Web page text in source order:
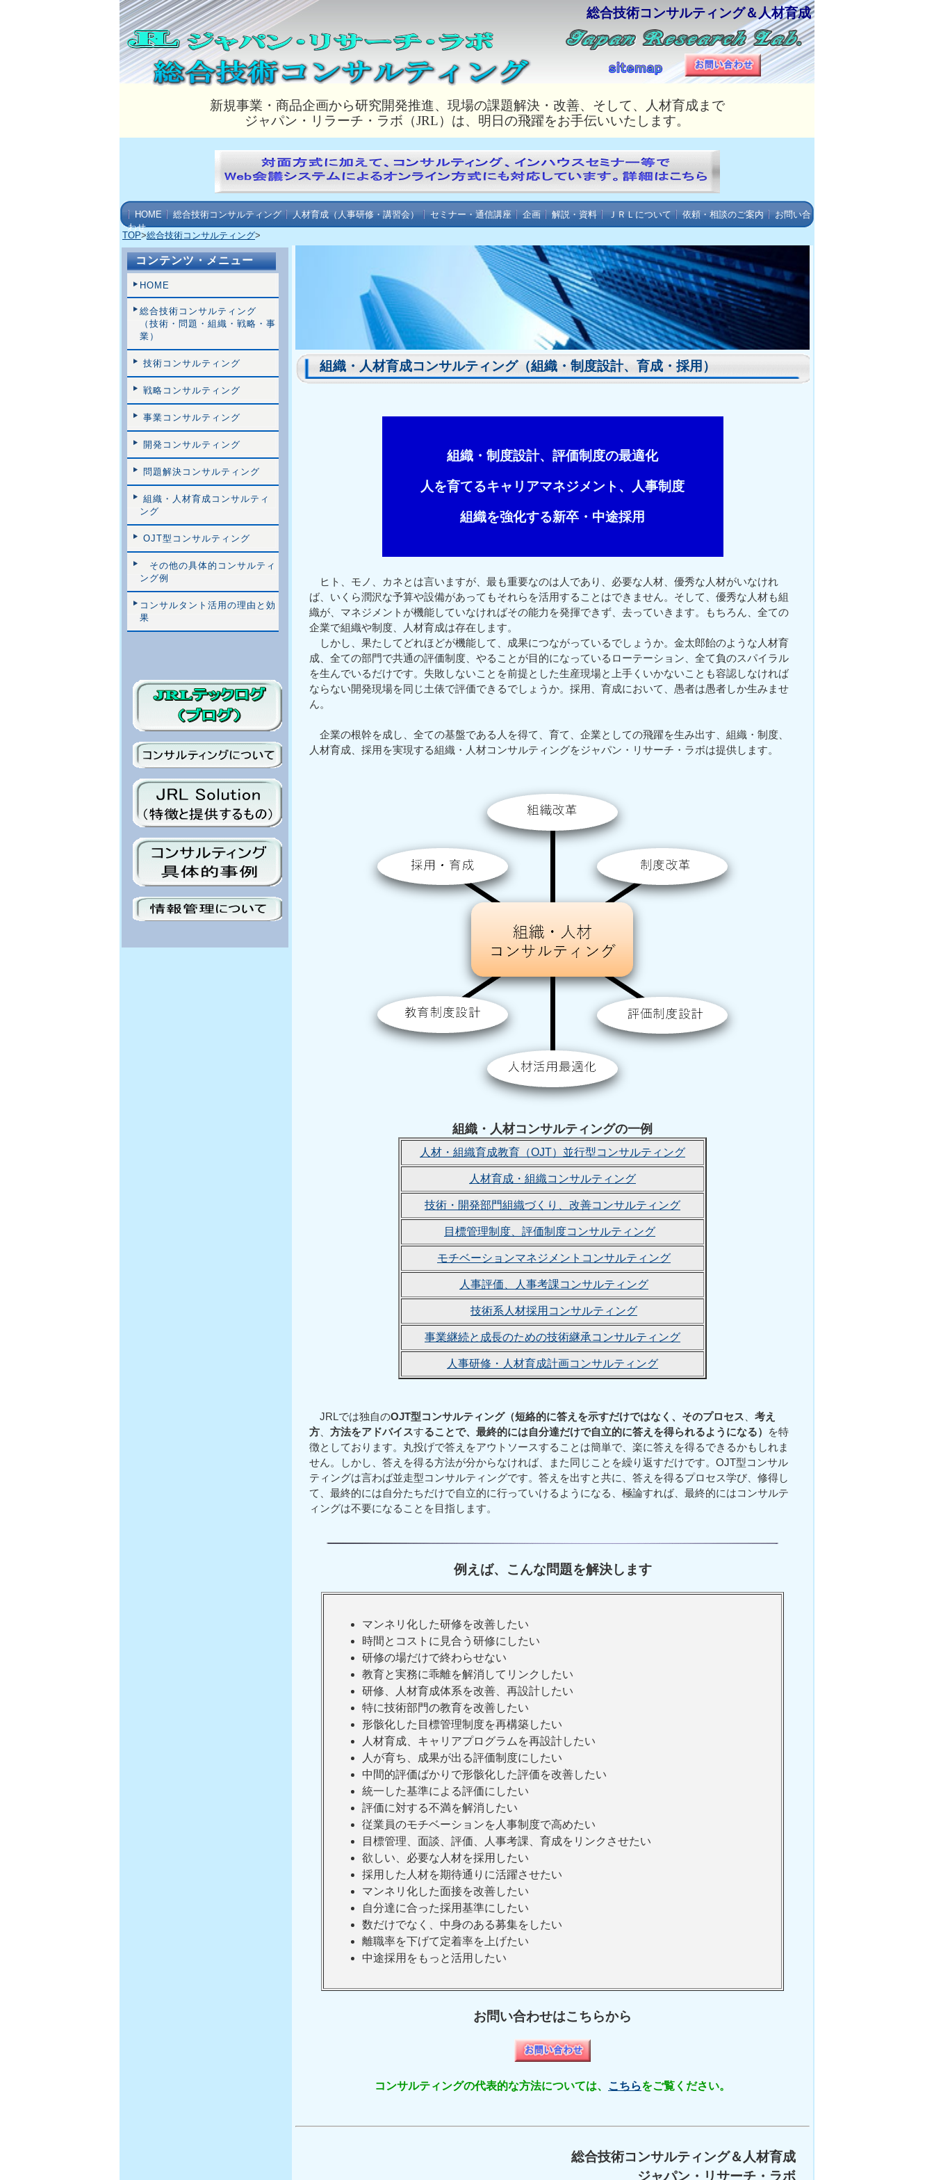
総合技術コンサルティング＆人材育成
新規事業・商品企画から研究開発推進、現場の課題解決・改善、そして、人材育成まで
ジャパン・リラーチ・ラボ（JRL）は、明日の飛躍をお手伝いいたします。
HOME 総合技術コンサルティング 人材育成（人事研修・講習会） セミナー・通信講座 企画 解説・資料 ＪＲＬについて 依頼・相談のご案内
お問い合
わせ
TOP>総合技術コンサルティング>
組織・人材育成コンサルティング（組織・制度設計、育成・採用）
組織・制度設計、評価制度の最適化
人を育てるキャリアマネジメント、人事制度
組織を強化する新卒・中途採用
ヒト、モノ、カネとは言いますが、最も重要なのは人であり、必要な人材、優秀な人材がいなけれ
ば、いくら潤沢な予算や設備があってもそれらを活用することはできません。そして、優秀な人材も組
織が、マネジメントが機能していなければその能力を発揮できず、去っていきます。もちろん、全ての
企業で組織や制度、人材育成は存在します。
しかし、果たしてどれほどが機能して、成果につながっているでしょうか。金太郎飴のような人材育
成、全ての部門で共通の評価制度、やることが目的になっているローテーション、全て負のスパイラル
を生んでいるだけです。失敗しないことを前提とした生産現場と上手くいかないことも容認しなければ
ならない開発現場を同じ土俵で評価できるでしょうか。採用、育成において、愚者は愚者しか生みませ
ん。
企業の根幹を成し、全ての基盤である人を得て、育て、企業としての飛躍を生み出す、組織・制度、
人材育成、採用を実現する組織・人材コンサルティングをジャパン・リサーチ・ラボは提供します。
組織・人材コンサルティングの一例
人材・組織育成教育（OJT）並行型コンサルティング
人材育成・組織コンサルティング
技術・開発部門組織づくり、改善コンサルティング
目標管理制度、評価制度コンサルティング
モチベーションマネジメントコンサルティング
人事評価、人事考課コンサルティング
技術系人材採用コンサルティング
事業継続と成長のための技術継承コンサルティング
人事研修・人材育成計画コンサルティング
JRLでは独自のOJT型コンサルティング（短絡的に答えを示すだけではなく、そのプロセス
考え
方
方法をアドバイスすることで、最終的には自分達だけで自立的に答えを得られるようになる）
を特
徴としております。丸投げで答えをアウトソースすることは簡単で、楽に答えを得るできるかもしれま
せん。しかし、答えを得る方法が分からなければ、また同じことを繰り返すだけです。OJT型コンサル
ティングは言わば並走型コンサルティングです。答えを出すと共に、答えを得るプロセス学び、修得し
て、最終的には自分たちだけで自立的に行っていけるようになる、極論すれば、最終的にはコンサルテ
ィングは不要になることを目指します。
例えば、こんな問題を解決します
マンネリ化した研修を改善したい
時間とコストに見合う研修にしたい
研修の場だけで終わらせない
教育と実務に乖離を解消してリンクしたい
研修、人材育成体系を改善、再設計したい
特に技術部門の教育を改善したい
形骸化した目標管理制度を再構築したい
人材育成、キャリアプログラムを再設計したい
人が育ち、成果が出る評価制度にしたい
中間的評価ばかりで形骸化した評価を改善したい
統一した基準による評価にしたい
評価に対する不満を解消したい
従業員のモチベーションを人事制度で高めたい
目標管理、面談、評価、人事考課、育成をリンクさせたい
欲しい、必要な人材を採用したい
採用した人材を期待通りに活躍させたい
マンネリ化した面接を改善したい
自分達に合った採用基準にしたい
数だけでなく、中身のある募集をしたい
離職率を下げて定着率を上げたい
中途採用をもっと活用したい
お問い合わせはこちらから
コンサルティングの代表的な方法については、 こちらをご覧ください。
総合技術コンサルティング＆人材育成
ジャパン・リサーチ・ラボ
コンテンツ・メニュー
HOME
総合技術コンサルティング
（技術・問題・組織・戦略・事
業）
技術コンサルティング
戦略コンサルティング
事業コンサルティング
開発コンサルティング
問題解決コンサルティング
組織・人材育成コンサルティ
ング
OJT型コンサルティング
その他の具体的コンサルティ
ング例
コンサルタント活用の理由と効
果